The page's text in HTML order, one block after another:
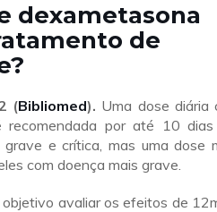
dexametasona
de
(Bibliomed). Uma dose diária
recomendada por até 10
e crítica, mas uma dose
com doença mais grave.
avaliar os efeitos de